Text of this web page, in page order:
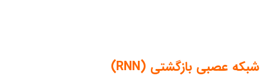
شبکه عصبی بازگشتی (RNN)